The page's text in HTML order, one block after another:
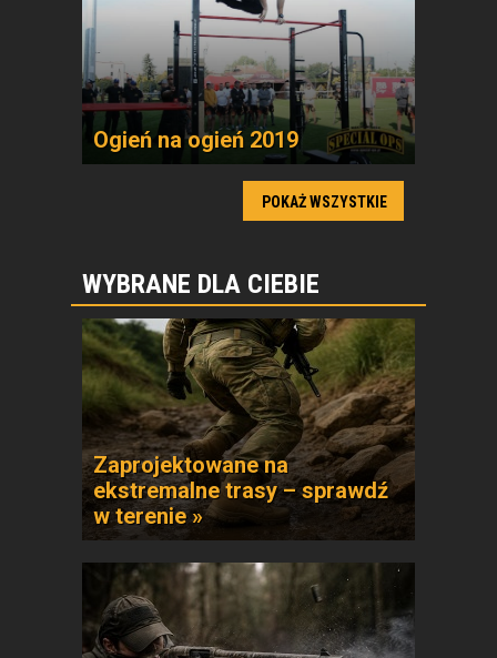
Ogień na ogień 2019
POKAŻ WSZYSTKIE
WYBRANE DLA CIEBIE
Zaprojektowane na
ekstremalne trasy – sprawdź
w terenie »